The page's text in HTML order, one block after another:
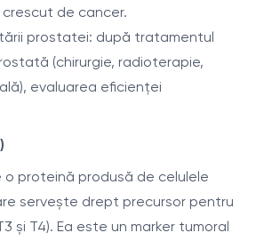
de cancer.
prostatei: după tratamentul
(chirurgie, radioterapie,
evaluarea eficienței
o proteină produsă de celulele
servește drept precursor pentru
și T4). Ea este un marker tumoral